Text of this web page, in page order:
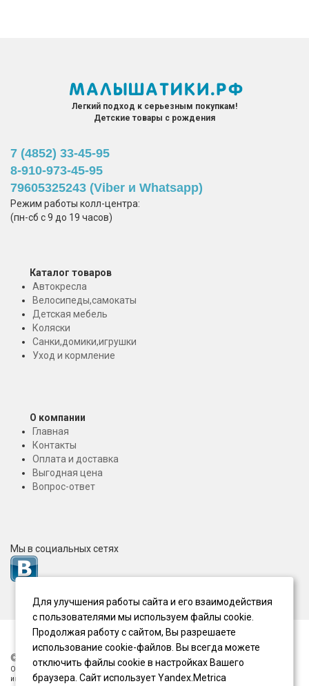
Легкий подход к серьезным покупкам!
Детские товары с рождения
7 (4852) 33-45-95
8-910-973-45-95
79605325243 (Viber и Whatsapp)
Режим работы колл-центра:
(пн-сб с 9 до 19 часов)
Каталог товаров
Автокресла
Велосипеды,самокаты
Детская мебель
Коляски
Санки,домики,игрушки
Уход и кормление
О компании
Главная
Контакты
Оплата и доставка
Выгодная цена
Вопрос-ответ
Мы в социальных сетях
© 2011-2024. Все права защищены. Малышатики.рф
Обращаем Ваше внимание на то, что данный интернет-сайт носит исключительно
информационный характер и ни при каких условиях информационные материалы и
Для улучшения работы сайта и его взаимодействия
с пользователями мы используем файлы cookie.
Продолжая работу с сайтом, Вы разрешаете
использование cookie-файлов. Вы всегда можете
отключить файлы cookie в настройках Вашего
браузера. Сайт использует Yandex.Metrica